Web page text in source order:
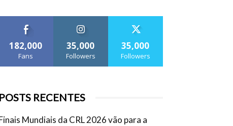
182,000
Fans
35,000
Followers
35,000
Followers
POSTS RECENTES
Mundiais da CRL 2026 vão para a